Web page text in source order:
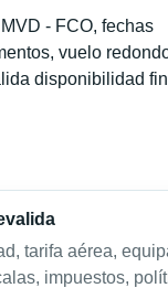
- FCO, fechas
vuelo
disponibilidad
tarifa aérea,
impuestos,